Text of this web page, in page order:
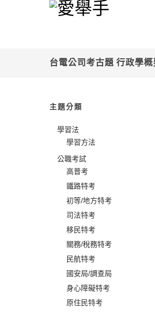
台電公司考古題 行政學
主題分類
學習法
學習方法
公職考試
高普考
鐵路特考
初等/地方特考
司法特考
移民特考
關務/稅務特考
民航特考
國安局/調查局
身心障礙特考
原住民特考